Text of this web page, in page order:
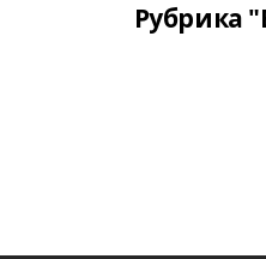
Рубрика